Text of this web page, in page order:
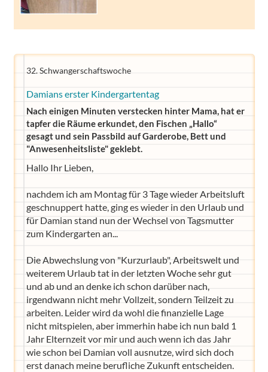
32. Schwangerschaftswoche
Damians erster Kindergartentag
Nach einigen Minuten verstecken hinter Mama, hat er
tapfer die Räume erkundet, den Fischen „Hallo“
gesagt und sein Passbild auf Garderobe, Bett und
"Anwesenheitsliste" geklebt.
Hallo Ihr Lieben,
nachdem ich am Montag für 3 Tage wieder Arbeitsluft
geschnuppert hatte, ging es wieder in den Urlaub und
für Damian stand nun der Wechsel von Tagsmutter
zum Kindergarten an...
Die Abwechslung von "Kurzurlaub", Arbeitswelt und
weiterem Urlaub tat in der letzten Woche sehr gut
und ab und an denke ich schon darüber nach,
irgendwann nicht mehr Vollzeit, sondern Teilzeit zu
arbeiten. Leider wird da wohl die finanzielle Lage
nicht mitspielen, aber immerhin habe ich nun bald 1
Jahr Elternzeit vor mir und auch wenn ich das Jahr
wie schon bei Damian voll ausnutze, wird sich doch
erst danach meine berufliche Zukunft entscheiden.